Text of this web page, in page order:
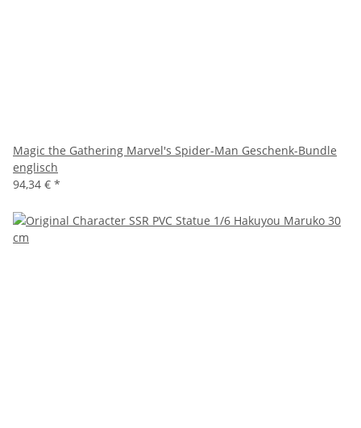
Magic the Gathering Marvel's Spider-Man Geschenk-Bundle
englisch
94,34 € *